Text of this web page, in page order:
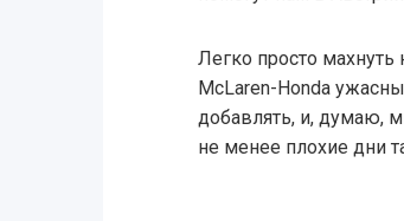
Легко просто махнуть
McLaren-Honda
добавлять, и, думаю,
не менее плохие дни